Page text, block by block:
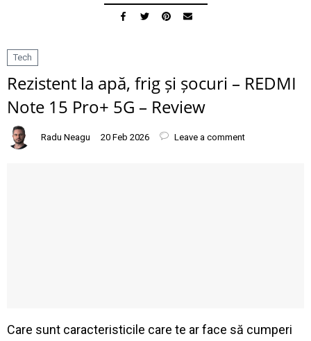
Tech
Rezistent la apă, frig și șocuri – REDMI
Note 15 Pro+ 5G – Review
Radu Neagu 20 Feb 2026 Leave a comment
Care sunt caracteristicile care te ar face să cumperi